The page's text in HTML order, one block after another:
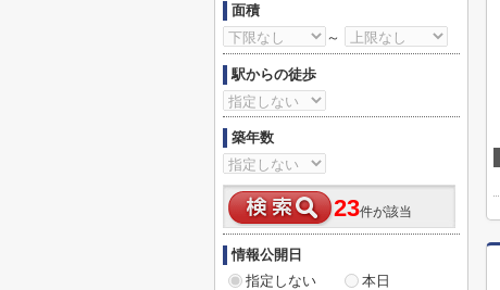
面積
～
駅からの徒歩
築年数
23件が該当
情報公開日
指定しない
本日